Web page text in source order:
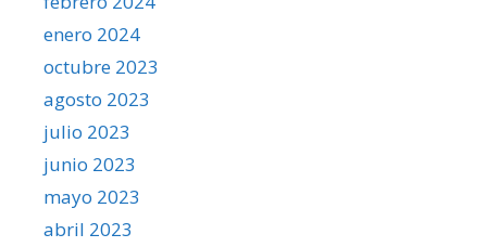
enero 2024
octubre 2023
agosto 2023
julio 2023
junio 2023
mayo 2023
abril 2023